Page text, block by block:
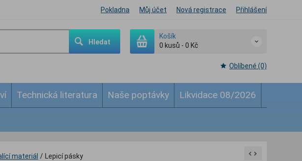
Pokladna Můj účet Nová registrace Přihlášení
Hledat
Košík
0 kusů - 0 Kč
Oblíbené (0)
Technická literatura Naše poptávky Likvidace 08/2026
materiál / Lepicí pásky